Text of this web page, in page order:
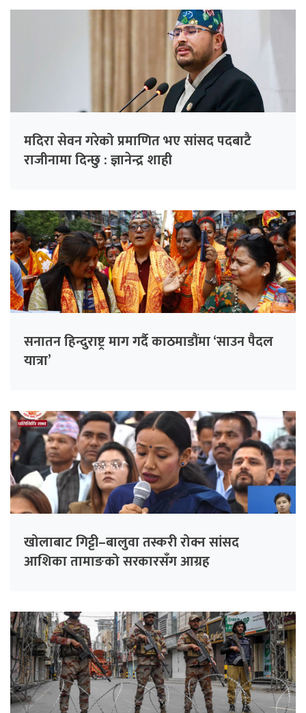
मदिरा सेवन गरेको प्रमाणित भए सांसद पदबाटै
राजीनामा दिन्छु : ज्ञानेन्द्र शाही
सनातन हिन्दुराष्ट्र माग गर्दै काठमाडौंमा ‘साउन पैदल
यात्रा’
खोलाबाट गिट्टी–बालुवा तस्करी रोक्न सांसद
आशिका तामाङको सरकारसँग आग्रह